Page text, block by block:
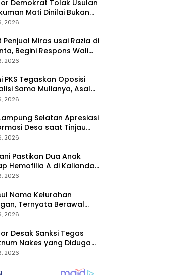
Demokrat Tolak Usulan
Mati Dinilai Bukan
Korupsi
2026
Penjual Miras usai Razia di
Begini Respons Wali
2026
PKS Tegaskan Oposisi
Sama Mulianya, Asal
kepada Rakyat
2026
Selatan Apresiasi
Desa saat Tinjau
Desa Helau di Natar
2026
Pastikan Dua Anak
Hemofilia A di Kalianda
dan Dijamin
2026
Nama Kelurahan
Ternyata Berawal
Tokoh Dermawan
2026
Desak Sanksi Tegas
Nakes yang Diduga
BPJS
2026